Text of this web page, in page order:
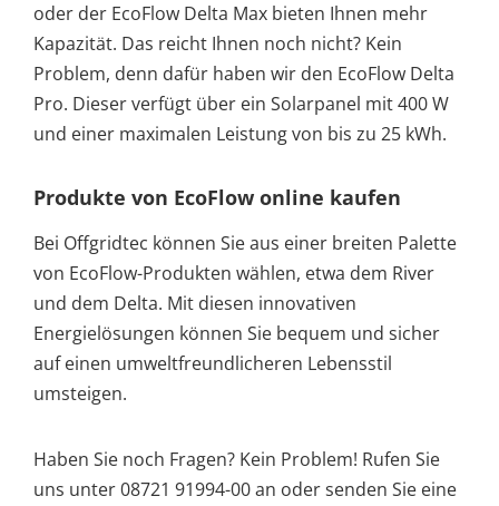
oder der EcoFlow Delta Max bieten Ihnen mehr
Kapazität. Das reicht Ihnen noch nicht? Kein
Problem, denn dafür haben wir den EcoFlow Delta
Pro. Dieser verfügt über ein Solarpanel mit 400 W
und einer maximalen Leistung von bis zu 25 kWh.
Produkte von EcoFlow online kaufen
Bei Offgridtec können Sie aus einer breiten Palette
von EcoFlow-Produkten wählen, etwa dem River
und dem Delta. Mit diesen innovativen
Energielösungen können Sie bequem und sicher
auf einen umweltfreundlicheren Lebensstil
umsteigen.
Haben Sie noch Fragen? Kein Problem! Rufen Sie
uns unter 08721 91994-00 an oder senden Sie eine